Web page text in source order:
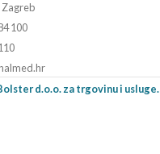
Zagreb
100
d.o.o. za trgovinu i usluge.